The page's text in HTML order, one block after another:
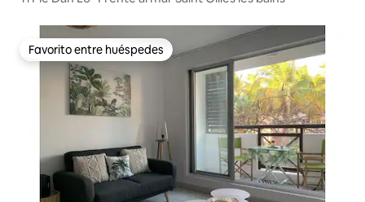
Favorito entre huéspedes
Favorito entre huéspedes